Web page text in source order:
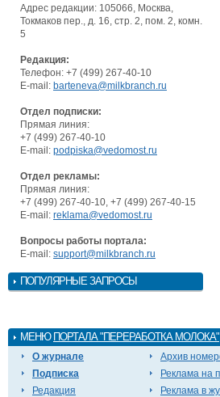
Адрес редакции: 105066, Москва,
Токмаков пер., д. 16, стр. 2, пом. 2, комн.
5
Редакция:
Телефон: +7 (499) 267-40-10
E-mail: barteneva@milkbranch.ru
Отдел подписки:
Прямая линия:
+7 (499) 267-40-10
E-mail: podpiska@vedomost.ru
Отдел рекламы:
Прямая линия:
+7 (499) 267-40-10, +7 (499) 267-40-15
E-mail: reklama@vedomost.ru
Вопросы работы портала:
E-mail: support@milkbranch.ru
ПОПУЛЯРНЫЕ ЗАПРОСЫ
МЕНЮ ПОРТАЛА "ПЕРЕРАБОТКА МОЛОКА"
О журнале
Подписка
Редакция
Архив
Реклама на
Реклама в